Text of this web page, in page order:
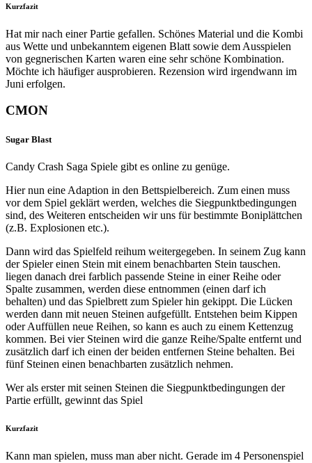
Kurzfazit
Hat mir nach einer Partie gefallen. Schönes Material und die Kombi
aus Wette und unbekanntem eigenen Blatt sowie dem Ausspielen
von gegnerischen Karten waren eine sehr schöne Kombination.
Möchte ich häufiger ausprobieren. Rezension wird irgendwann im
Juni erfolgen.
CMON
Sugar Blast
Candy Crash Saga Spiele gibt es online zu genüge.
Hier nun eine Adaption in den Bettspielbereich. Zum einen muss
vor dem Spiel geklärt werden, welches die Siegpunktbedingungen
sind, des Weiteren entscheiden wir uns für bestimmte Boniplättchen
(z.B. Explosionen etc.).
Dann wird das Spielfeld reihum weitergegeben. In seinem Zug kann
der Spieler einen Stein mit einem benachbarten Stein tauschen.
liegen danach drei farblich passende Steine in einer Reihe oder
Spalte zusammen, werden diese entnommen (einen darf ich
behalten) und das Spielbrett zum Spieler hin gekippt. Die Lücken
werden dann mit neuen Steinen aufgefüllt. Entstehen beim Kippen
oder Auffüllen neue Reihen, so kann es auch zu einem Kettenzug
kommen. Bei vier Steinen wird die ganze Reihe/Spalte entfernt und
zusätzlich darf ich einen der beiden entfernen Steine behalten. Bei
fünf Steinen einen benachbarten zusätzlich nehmen.
Wer als erster mit seinen Steinen die Siegpunktbedingungen der
Partie erfüllt, gewinnt das Spiel
Kurzfazit
Kann man spielen, muss man aber nicht. Gerade im 4 Personenspiel